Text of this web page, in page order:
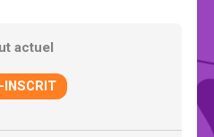
actuel
INSCRIT